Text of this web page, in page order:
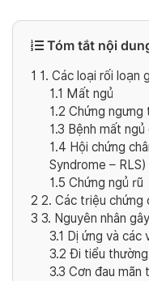
Tóm tắt nội
1 1. Các loại rối loạn
1.1 Mất ngủ
1.2 Chứng ngưng
1.3 Bệnh mất
1.4 Hội chứng
Syndrome – RLS)
1.5 Chứng ngủ rũ
2 2. Các triệu chứng
3 3. Nguyên nhân
3.1 Dị ứng và các
3.2 Đi tiểu
3.3 Cơn đau mãn